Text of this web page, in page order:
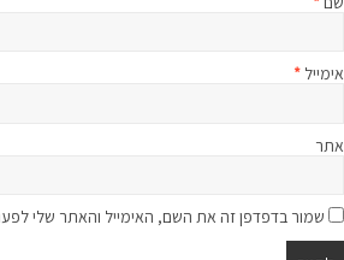
אימייל *
אתר
שמור בדפדפן זה את השם, האימייל והאתר שלי